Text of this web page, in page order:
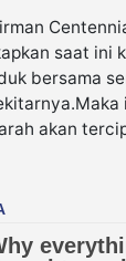
saat ini
bersama
akan